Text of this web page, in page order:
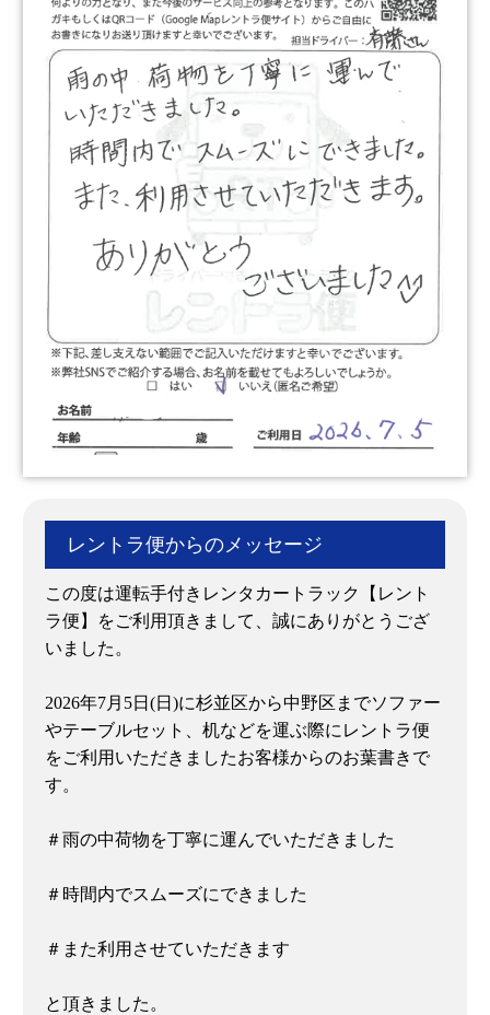
レントラ便からのメッセージ
この度は運転手付きレンタカートラック【レント
ラ便】をご利用頂きまして、誠にありがとうござ
いました。
2026年7月5日(日)に杉並区から中野区までソファー
やテーブルセット、机などを運ぶ際にレントラ便
をご利用いただきましたお客様からのお葉書きで
す。
＃雨の中荷物を丁寧に運んでいただきました
＃時間内でスムーズにできました
＃また利用させていただきます
と頂きました。